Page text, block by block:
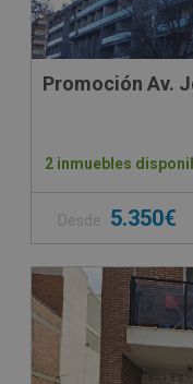
Promoción Av.
2 inmuebles
Desde 5.350€